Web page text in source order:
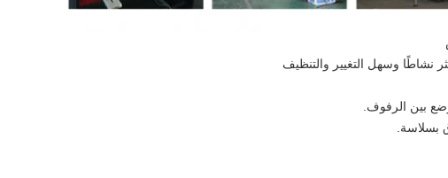
وسهل التغيير والتنظيف
بين الرفوف.
بسلاسة.